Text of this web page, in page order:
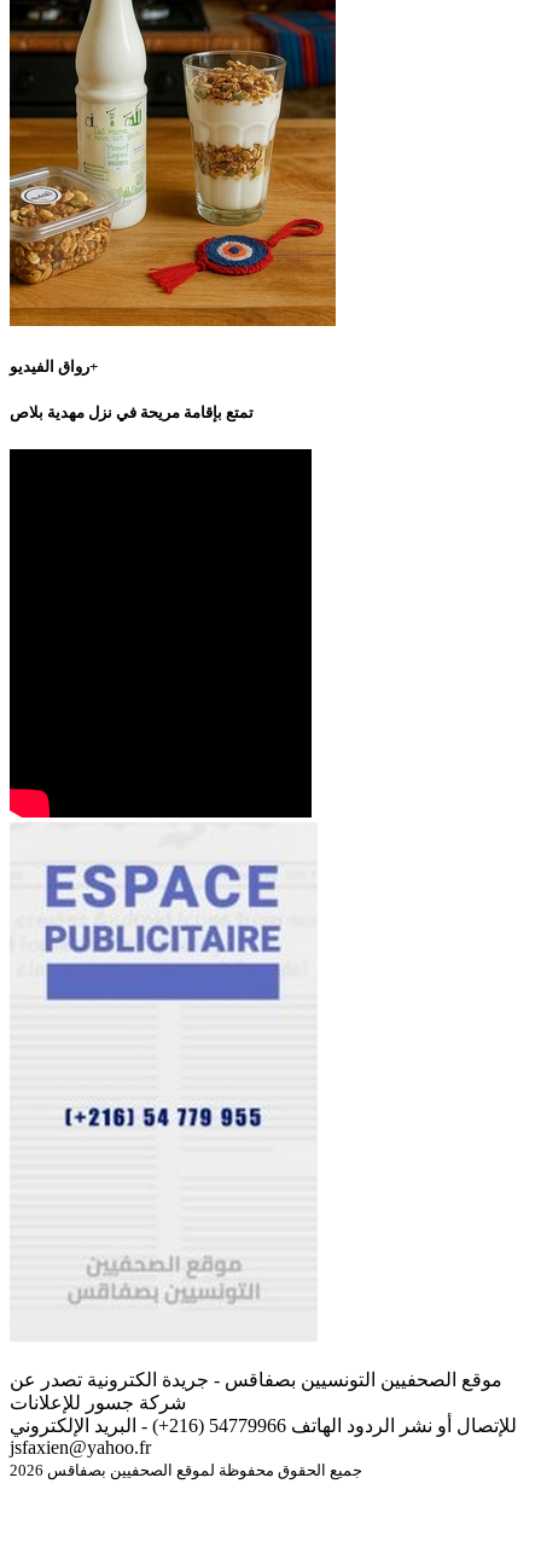
رواق الفيديو+
تمتع بإقامة مريحة في نزل مهدية بلاص
موقع الصحفيين التونسيين بصفاقس - جريدة الكترونية تصدر عن
شركة جسور للإعلانات
للإتصال أو نشر الردود الهاتف 54779966 (216+) - البريد الإلكتروني
jsfaxien@yahoo.fr
جميع الحقوق محفوظة لموقع الصحفيين بصفاقس 2026